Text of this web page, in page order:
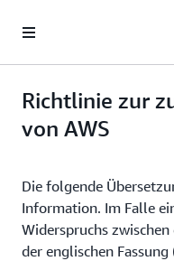
Überspringen zum
Richtlinie zur
von AWS
Die folgende
Information. Im Falle
Widerspruchs
der englischen